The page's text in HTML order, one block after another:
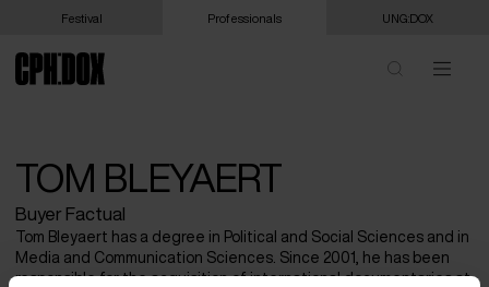
Festival Professionals UNG:DOX
TOM BLEYAERT
Buyer Factual
Tom Bleyaert has a degree in Political and Social Sciences and in
Media and Communication Sciences. Since 2001, he has been
responsible for the acquisition of international documentaries at